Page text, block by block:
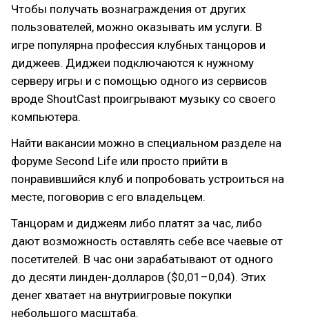
Чтобы получать вознаграждения от других
пользователей, можно оказывать им услуги. В
игре популярна профессия клубных танцоров и
диджеев. Диджеи подключаются к нужному
серверу игры и с помощью одного из сервисов
вроде ShoutCast проигрывают музыку со своего
компьютера.
Найти вакансии можно в специальном разделе на
форуме Second Life или просто прийти в
понравившийся клуб и попробовать устроиться на
месте, поговорив с его владельцем.
Танцорам и диджеям либо платят за час, либо
дают возможность оставлять себе все чаевые от
посетителей. В час они зарабатывают от одного
до десяти линден-долларов ($0,01–0,04). Этих
денег хватает на внутриигровые покупки
небольшого масштаба.